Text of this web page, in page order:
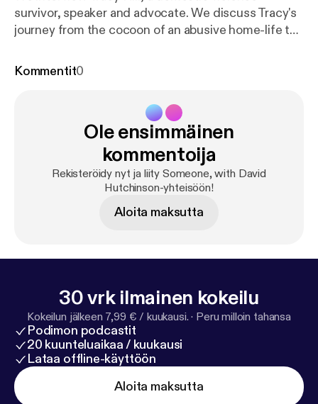
survivor, speaker and advocate. We discuss Tracy's
journey from the cocoon of an abusive home-life to
goals to help others transition from "caterpillars to
Kommentit0
Ole ensimmäinen
kommentoija
Rekisteröidy nyt ja liity Someone, with David
Hutchinson-yhteisöön!
Aloita maksutta
30 vrk ilmainen kokeilu
Kokeilun jälkeen 7,99 € / kuukausi. · Peru milloin tahansa
Podimon podcastit
20 kuunteluaikaa / kuukausi
Lataa offline-käyttöön
Aloita maksutta